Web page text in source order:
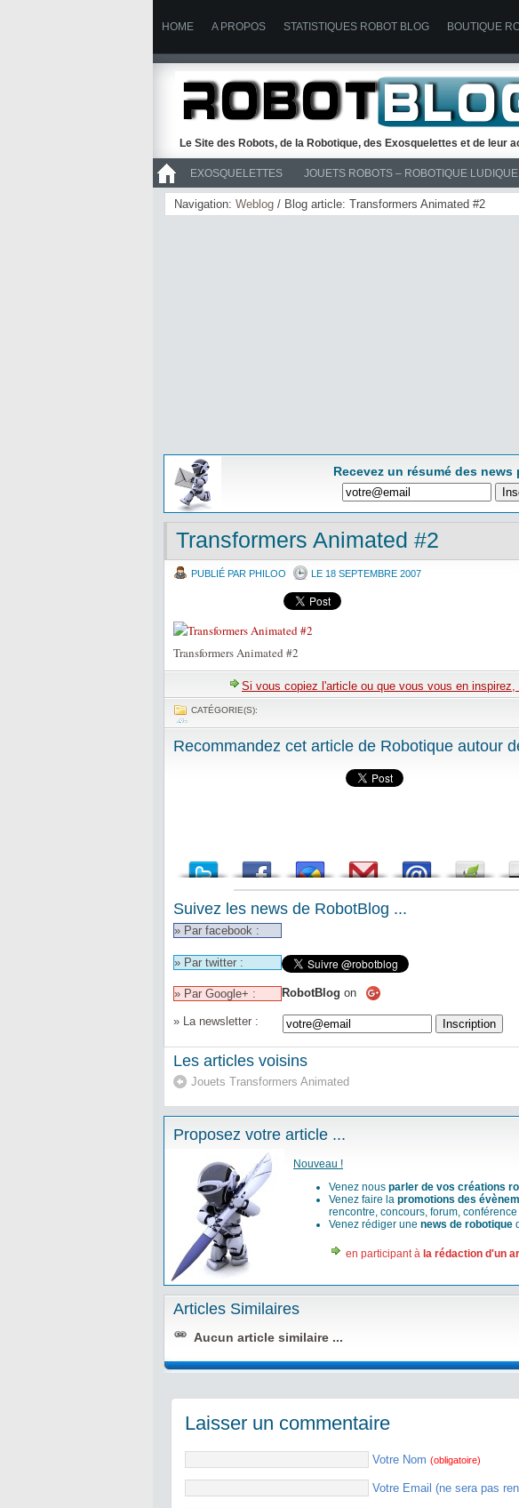
HOME A PROPOS STATISTIQUES ROBOT BLOG BOUTIQUE
Le Site des Robots, de la Robotique, des Exosquelettes et de leur
EXOSQUELETTES JOUETS ROBOTS – ROBOTIQUE LUDIQUE
>> ROBOTS
Navigation: Weblog / Blog article: Transformers Animated #2
Recevez un résumé des news
Transformers Animated #2
PUBLIÉ PAR PHILOO LE 18 SEPTEMBRE 2007
Transformers Animated #2
Si vous copiez l'article ou que vous vous en
CATÉGORIE(S):
Recommandez cet article de Robotique autour
Suivez les news de RobotBlog ...
» Par facebook :
» Par twitter :
» Par Google+ : RobotBlog on
» La newsletter :
Les articles voisins
Jouets Transformers Animated
Proposez votre article ...
Nouveau !
Venez nous parler de vos créations
Venez faire la promotions des
rencontre, concours, forum, conférence
Venez rédiger une news de robotique
en participant à la rédaction d'un
Articles Similaires
Aucun article similaire ...
Laisser un commentaire
Votre Nom (obligatoire)
Votre Email (ne sera pas